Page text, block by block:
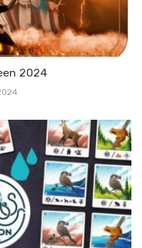
2024